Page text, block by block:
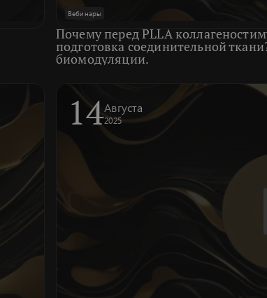
Вебинары
Почему перед PLLA
подготовка соединительной
биомодуляции.
14Августа
2025